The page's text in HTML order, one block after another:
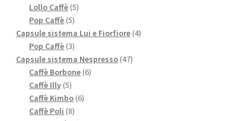
prodotti
Lollo Caffè 55
Pop Caffè 55
prodotti
Capsule sistema Lui e Fiorfiore 44
Pop Caffè 33
prodotti
Capsule sistema Nespresso 4747
Caffè Borbone 66
Caffè Illy 55
prodotti
Caffè Kimbo 66
Caffè Poli 88